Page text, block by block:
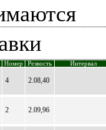
Номер Резвость Интервал
4 2.08,40
2 2.09,96